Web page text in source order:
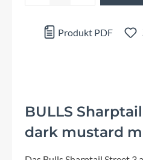
Produkt PDF
BULLS
dark mustard